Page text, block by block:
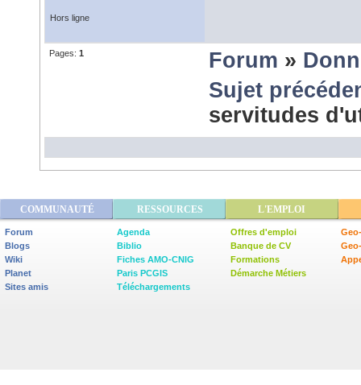
Hors ligne
Pages: 1 Forum »
Sujet
servitudes
COMMUNAUTÉ RESSOURCES L'EMPLOI
Forum
Blogs
Wiki
Planet
Sites amis
Agenda
Biblio
Fiches AMO-CNIG
Paris PCGIS
Téléchargements
Offres d'emploi
Banque de CV
Formations
Démarche Métiers